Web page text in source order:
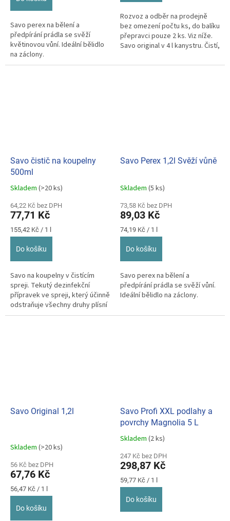
Savo perex na bělení a
předpírání prádla se svěží
květinovou vůní. Ideální bělidlo
na záclony.
Rozvoz a odběr na prodejně
bez omezení počtu ks, do balíku
přepravci pouze 2 ks. Viz níže.
Savo original v 4 l kanystru. Čistí,
Savo čistič na koupelny
500ml
Průměrné
produktu
je
5,0
z
Skladem (>20 ks)
64,22 Kč bez DPH
77,71 Kč
Měrná
cena:
155,42 Kč / 1 l
Do košíku
Savo na koupelny v čistícím
spreji. Tekutý dezinfekční
přípravek ve spreji, který účinně
odstraňuje všechny druhy plísní
a hub. Můžete jej použít...
Savo Perex 1,2l Svěží vůně
Průměrné
produktu
je
5,0
z
Skladem (5 ks)
73,58 Kč bez DPH
89,03 Kč
Měrná
cena:
74,19 Kč / 1 l
Do košíku
Savo perex na bělení a
předpírání prádla se svěží vůní.
Ideální bělidlo na záclony.
Savo Original 1,2l
Skladem (>20 ks)
56 Kč bez DPH
67,76 Kč
Měrná
cena:
56,47 Kč / 1 l
Do košíku
Savo Profi XXL podlahy a
povrchy Magnolia 5 L
Průměrné
produktu
je
5,0
z
Skladem (2 ks)
247 Kč bez DPH
298,87 Kč
Měrná
cena:
59,77 Kč / 1 l
Do košíku